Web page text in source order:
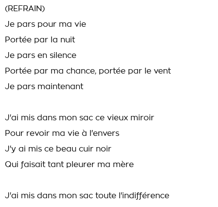
(REFRAIN)
Je pars pour ma vie
Portée par la nuit
Je pars en silence
Portée par ma chance, portée par le vent
Je pars maintenant
J'ai mis dans mon sac ce vieux miroir
Pour revoir ma vie à l'envers
J'y ai mis ce beau cuir noir
Qui faisait tant pleurer ma mère
J'ai mis dans mon sac toute l'indifférence